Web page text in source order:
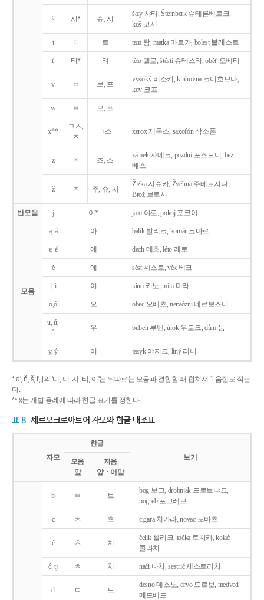
š 시* 슈, 시
šaty 샤티, Šternberk 슈테른베르크,
koš 코시
t ㅌ 트 tam 탐, matka 마트카, bolest 볼레스트
t' 티* 티 tělo 텔로, štěstí 슈테스티, obět' 오베티
v ㅂ 브, 프
vysoký 비소키, knihovna 크니호브나,
kov 코프
w ㅂ 브, 프
x**
ㄱㅅ,
ㅈ
ㄱ스 xerox 제록스, saxofón 삭소폰
z ㅈ 즈, 스
zámek 자메크, pozdní 포즈드니, bez
베스
ž ㅈ 주, 슈, 시
Žižka 지슈카, Žvěřina 주베르지나,
Brož 브로시
반모음 j 이* jaro 야로, pokoj 포코이
모음
a, á 아 balík 발리크, komár 코마르
e, é 에 dech 데흐, léto 레토
ě 예 sěst 셰스트, věk 베크
i, í 이 kino 키노, míra 미라
o,ó 오 obec 오베츠, nervózni 네르보즈니
u, ú,
ů
우 buben 부벤, úrok 우로크, dům 둠
y, ý 이 jazyk야지크, líný 리니
* d', ň, š, t', j의 '디, 니, 시, 티, 이'는 뒤따르는 모음과 결합할 때 합쳐서 1 음절로 적는
다.
** x는 개별 용례에 따라 한글 표기를 정한다.
표 8 세르보크로아트어 자모와 한글 대조표
자모
한글
보기
모음
앞
자음
앞ㆍ어말
b ㅂ 브
bog 보그, drobnjak 드로브냐크,
pogreb 포그레브
c ㅊ 츠 cigara 치가라, novac 노바츠
č ㅊ 치
čelik 첼리크, točka 토치카, kolač
콜라치
ć, tj ㅊ 치 naći 나치, sestrić 세스트리치
d ㄷ 드
desno 데스노, drvo 드르보, medved
메드베드